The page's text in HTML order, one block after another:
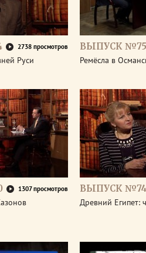
2738 просмотров
Руси
ВЫПУСК
Ремёсла в
1307 просмотров ВЫПУСК
Древний Египет: